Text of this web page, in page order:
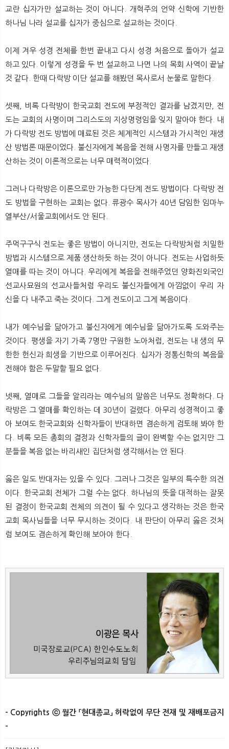
교란 십자가만 설교하는 것이 아니다. 개혁주의 언약 신학에 기반한
하나님 나라 설교를 십자가 중심으로 설교하는 것이다.
이제 겨우 성경 전체를 한번 끝내고 다시 성경 처음으로 돌아가 설교
하고 있다. 이렇게 성경을 두 번 설교하고 나면 나의 목회 사역이 끝날
것 같다. 한때 다락방 이단 설교를 해봤던 목사로서 눈물로 말한다.
셋째, 비록 다락방이 한국교회 전도에 부정적인 결과를 남겼지만, 전
도는 교회의 사명이며 그리스도의 지상명령임을 잊지 말아야 한다. 내
가 다락방 전도 방법에 매료된 것은 체계적인 시스템과 가시적인 재생
산 방법론 때문이었다. 불신자에게 복음을 전해 사명자를 만들고 재생
산하는 것이 이론적으로는 너무 매력적이었다.
그러나 다락방은 이론으로만 가능한 다단계 전도 방법이다. 다락방 전
도 방법을 구현하는 교회는 없다. 류광수 목사가 40년 담임한 임마누
엘부산/서울교회에서도 안 된다.
주먹구구식 전도는 좋은 방법이 아니지만, 전도는 다락방처럼 치밀한
방법과 시스템으로 제품 생산하듯 하는 것이 아니다. 전도는 사업하듯
열매를 따는 것이 아니다. 우리에게 복음을 전해주었던 양화진외국인
선교사묘원의 선교사들처럼 우리도 불신자들에게 아낌없이 우리 자
신을 다 내주고 죽는 것이다. 그게 전도이고 그게 복음이다.
내가 예수님을 닮아가고 불신자에게 예수님을 닮아가도록 도와주는
것이다. 평생을 자기 가족 7명만 구원한 노아처럼, 전도는 내 생의 무
한한 헌신과 희생을 기반으로 이루어진다. 십자가 정통신학의 복음을
전해야 함은 두말할 필요 없다.
넷째, 열매로 그들을 알리라는 예수님의 말씀은 너무도 정확하다. 다
락방은 그 열매를 확인하는 데 30년이 걸렸다. 아무리 성경적이고 좋
아 보여도 한국교회와 신학자들이 반대하면 겸손하게 검토해 봐야 한
다. 비록 모든 총회의 결정과 신학자들의 글이 완벽할 수는 없지만 그
분들을 복음 없는 바리새인 집단처럼 생각해서는 안 된다.
옳은 일도 반대자는 있을 수 있다. 그러나 그것은 일부의 특수한 의견
이다. 한국교회 전체가 그럴 수는 없다. 하나님의 뜻을 대적하는 잘못
된 결정이 한국교회 전체의 의견이 될 수 있다고 생각하는 것은 한국
교회 목사님들을 너무 무시하는 것이다. 내 판단이 아무리 옳은 것처
럼 보여도 겸손하게 확인해 보아야 한다.​
- Copyrights ⓒ 월간 「현대종교」 허락없이 무단 전재 및 재배포금지
-